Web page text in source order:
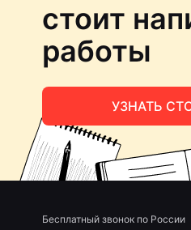
стоит
работы
УЗНАТЬ
Бесплатный звонок по России